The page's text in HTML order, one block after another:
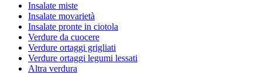
Insalate miste
Insalate movarietà
Insalate pronte in ciotola
Verdure da cuocere
Verdure ortaggi grigliati
Verdure ortaggi legumi lessati
Altra verdura